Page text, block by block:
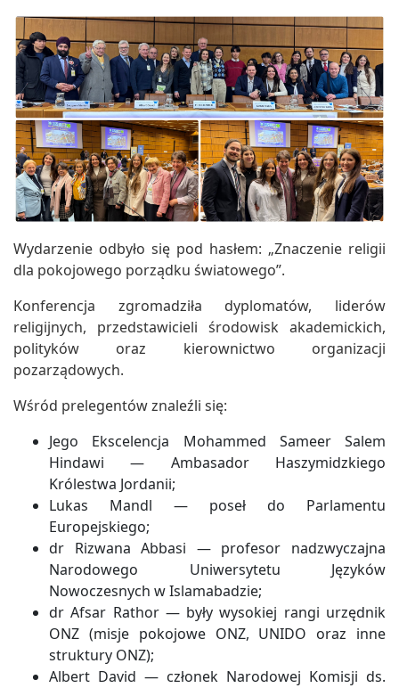
Wydarzenie odbyło się pod hasłem: „Znaczenie religii
dla pokojowego porządku światowego”.
Konferencja zgromadziła dyplomatów, liderów
religijnych, przedstawicieli środowisk akademickich,
polityków oraz kierownictwo organizacji
pozarządowych.
Wśród prelegentów znaleźli się:
Jego Ekscelencja Mohammed Sameer Salem
Hindawi — Ambasador Haszymidzkiego
Królestwa Jordanii;
Lukas Mandl — poseł do Parlamentu
Europejskiego;
dr Rizwana Abbasi — profesor nadzwyczajna
Narodowego Uniwersytetu Języków
Nowoczesnych w Islamabadzie;
dr Afsar Rathor — były wysokiej rangi urzędnik
ONZ (misje pokojowe ONZ, UNIDO oraz inne
struktury ONZ);
Albert David — członek Narodowej Komisji ds.